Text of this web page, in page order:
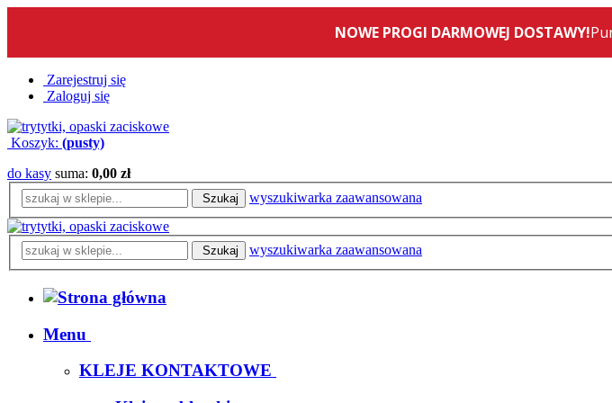
Zarejestruj się
Zaloguj się
Koszyk: (pusty)
do kasy suma: 0,00 zł
Szukaj wyszukiwarka zaawansowana
Szukaj wyszukiwarka zaawansowana
Menu
KLEJE KONTAKTOWE